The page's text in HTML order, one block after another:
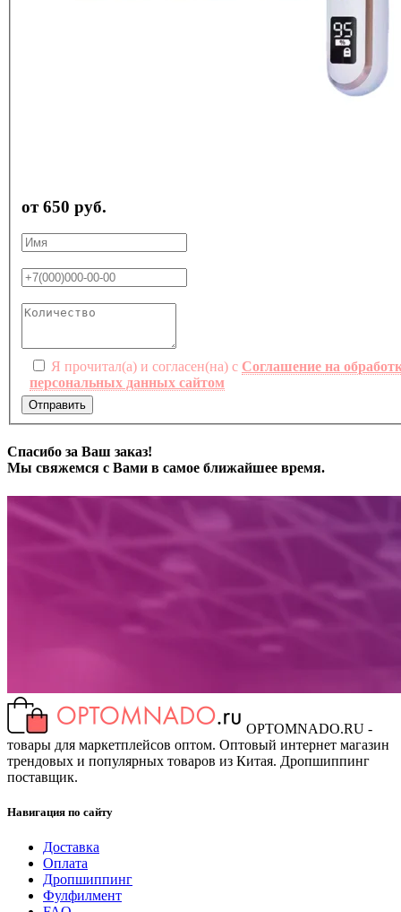
от 650 руб.
Я прочитал(а) и согласен(на) с Соглашение на
персональных данных сайтом
Отправить
Спасибо за Ваш заказ!
Мы свяжемся с Вами в самое ближайшее время.
OPTOMNADO.RU -
товары для маркетплейсов оптом. Оптовый интернет магазин
трендовых и популярных товаров из Китая. Дропшиппинг
поставщик.
Навигация по сайту
Доставка
Оплата
Дропшиппинг
Фулфилмент